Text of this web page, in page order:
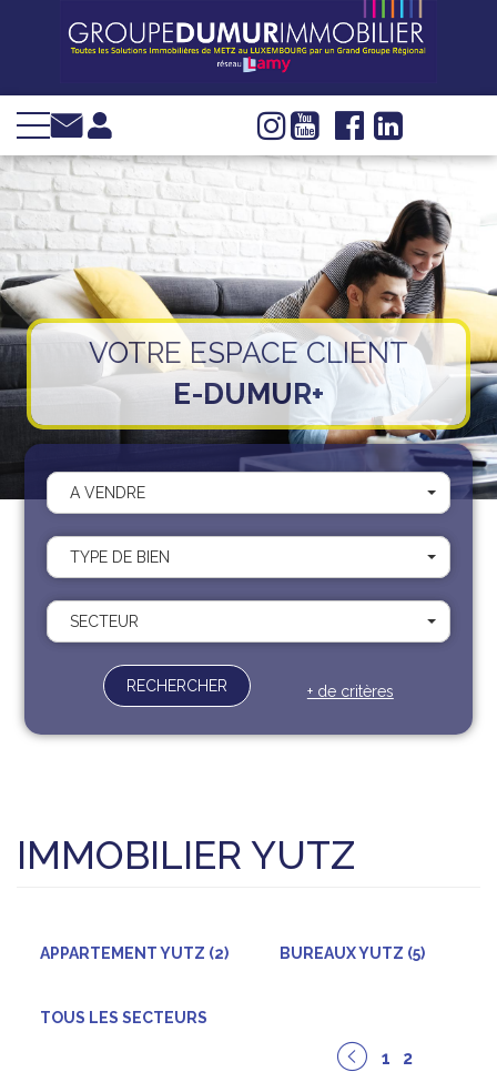
VENTE
LOCATION
INVESTIR
IMMOBILIER
D'ENTREPRISE
GESTION
SYNDIC
WEB TV
Actualités
Nous trouver
Recrutement
Contact
Documents
VOTRE ESPACE CLIENT
E-DUMUR+
A VENDRE
TYPE DE BIEN
SECTEUR
RECHERCHER + de critères
IMMOBILIER YUTZ
APPARTEMENT YUTZ (2) BUREAUX YUTZ (5)
TOUS LES SECTEURS
1 2